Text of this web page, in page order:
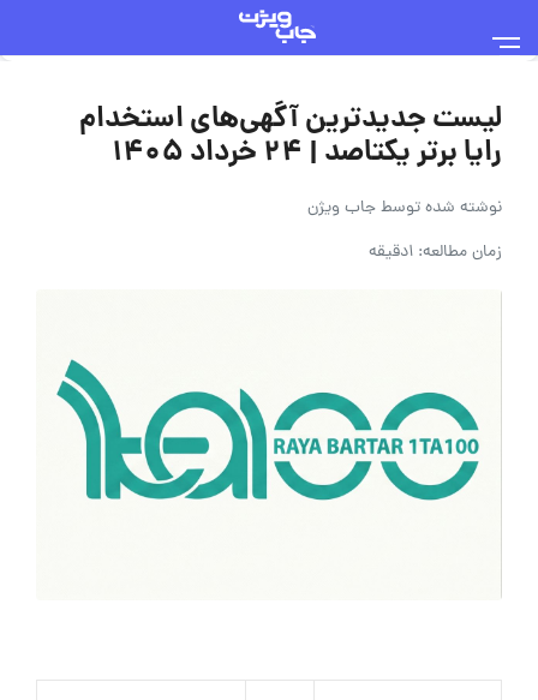
لیست جدیدترین آگهی‌های استخدام
رایا برتر یکتاصد | ۲۴ خرداد ۱۴۰۵
نوشته شده توسطجاب ویژن
زمان مطالعه: 1دقیقه